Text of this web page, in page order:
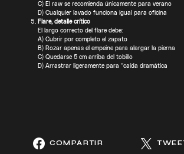
C) El raw se recomienda únicamente para verano
D) Cualquier lavado funciona igual para oficina
Flare, detalle crítico
El largo correcto del flare debe:
A) Cubrir por completo el zapato
B) Rozar apenas el empeine para alargar la pierna
C) Quedarse 5 cm arriba del tobillo
D) Arrastrar ligeramente para “caída dramática
COMPARTIR